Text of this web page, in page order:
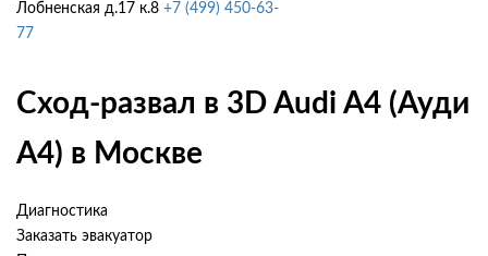
Лобненская д.17 к.8 +7 (499) 450-63-
77
Сход-развал в 3D Audi A4 (Ауди
А4) в Москве
Диагностика
Заказать эвакуатор